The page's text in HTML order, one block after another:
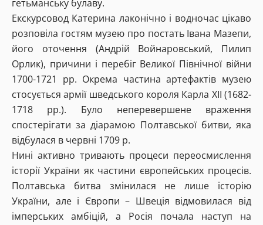
гетьманську булаву.
Екскурсовод Катерина лаконічно і водночас цікаво
розповіла гостям музею про постать Івана Мазепи,
його оточення (Андрій Войнаровський, Пилип
Орлик), причини і перебіг Великої Північної війни
1700-1721 рр. Окрема частина артефактів музею
стосується армії шведського короля Карла XII (1682-
1718 рр.). Було неперевершене враження
спостерігати за діарамою Полтавської битви, яка
відбулася в червні 1709 р.
Нині активно тривають процеси переосмислення
історії України як частини європейських процесів.
Полтавська битва змінилася не лише історію
України, але і Європи – Швеція відмовилася від
імперських амбіцій, а Росія почала наступ на